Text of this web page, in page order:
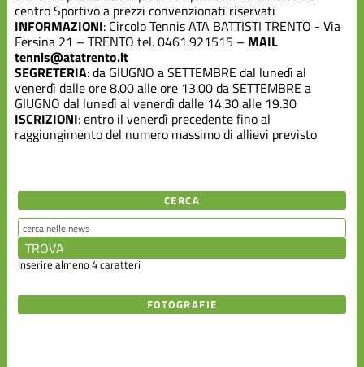
centro Sportivo a prezzi convenzionati riservati
INFORMAZIONI: Circolo Tennis ATA BATTISTI TRENTO - Via
Fersina 21 – TRENTO tel. 0461.921515 – MAIL
tennis@atatrento.it
SEGRETERIA: da GIUGNO a SETTEMBRE dal lunedì al
venerdì dalle ore 8.00 alle ore 13.00 da SETTEMBRE a
GIUGNO dal lunedì al venerdì dalle 14.30 alle 19.30
ISCRIZIONI: entro il venerdì precedente fino al
raggiungimento del numero massimo di allievi previsto
CERCA
Inserire almeno 4 caratteri
FOTOGRAFIE